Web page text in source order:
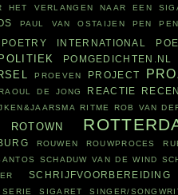
HET VERLANGEN NAAR EEN
PAUL VAN OSTAIJEN PEN
POETRY INTERNATIONAL
POLITIEK POMGEDICHTEN.NL
PROEVEN PROJECT
DE JONG REACTIE
RITME ROB VAN
ROTOWN
ROUWEN ROUWPROCES
SCHADUW VAN DE WIND
SCHRIJFVOORBEREIDING
SERIE SIGARET SINGER/